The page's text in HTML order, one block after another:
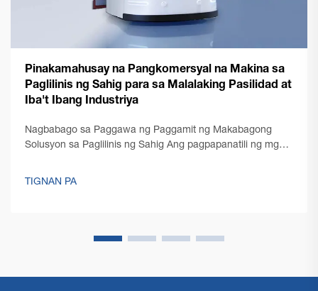
Pinakamahusay na Pangkomersyal na Makina sa
Paglilinis ng Sahig para sa Malalaking Pasilidad at
Iba't Ibang Industriya
Nagbabago sa Paggawa ng Paggamit ng Makabagong
Solusyon sa Paglilinis ng Sahig Ang pagpapanatili ng mga
may natatanging mga hamon na nangangailangan ng
TIGNAN PA